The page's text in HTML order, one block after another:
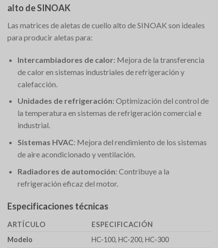
alto de SINOAK
Las matrices de aletas de cuello alto de SINOAK son ideales
para producir aletas para:
Intercambiadores de calor: Mejora de la transferencia
de calor en sistemas industriales de refrigeración y
calefacción.
Unidades de refrigeración: Optimización del control de
la temperatura en sistemas de refrigeración comercial e
industrial.
Sistemas HVAC: Mejora del rendimiento de los sistemas
de aire acondicionado y ventilación.
Radiadores de automoción: Contribuye a la
refrigeración eficaz del motor.
Especificaciones técnicas
ARTÍCULO
ESPECIFICACIÓN
Modelo
HC-100, HC-200, HC-300